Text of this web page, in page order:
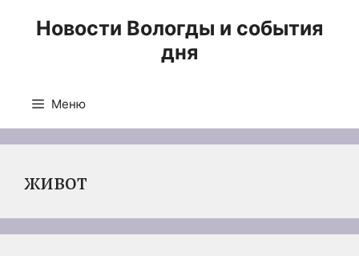
Новости Вологды и события
дня
Меню
живот